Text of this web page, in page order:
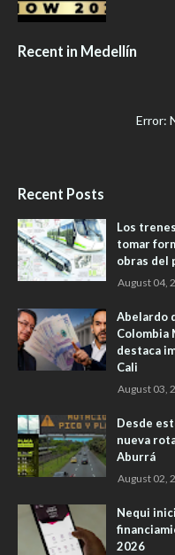
Recent in Medellín
Error:
Recent Posts
Los
tomar
obras del
August 04,
Abelardo
Colombia
destaca
Cali
August 03,
Desde
nueva
Aburrá
August 02,
Nequi
2026